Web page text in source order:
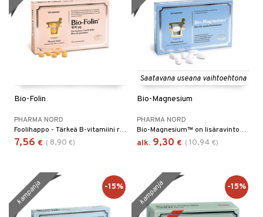
Bio-Folin
PHARMA NORD
Foolihappo - Tärkeä B-vitamiini raskauden aikana.
7,56 € ( 8,90 €)
Saatavana useana vaihtoehtona
Bio-Magnesium
PHARMA NORD
Bio-Magnesium™ on lisäravintoaine, jonka jokainen tabletti sisältää 200 mg magnesiumia. Magnesium on erittäin tärkeä sydämen, lihasten ja hermojen toiminnalle.
alk. 9,30 € ( 10,94 €)
kampanja -15% kampanja -15%